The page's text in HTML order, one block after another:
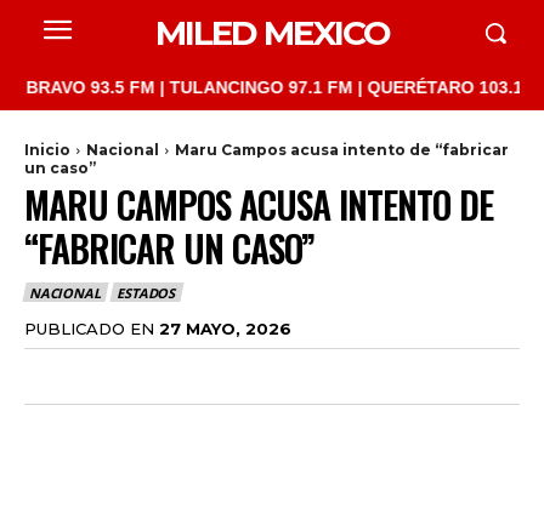
MILED MEXICO
93.5 FM | TULANCINGO 97.1 FM | QUERÉTARO 103.1 FM |
Inicio Nacional
Maru Campos acusa intento de “fabricar
un caso”
MARU CAMPOS ACUSA INTENTO DE
“FABRICAR UN CASO”
NACIONAL ESTADOS
PUBLICADO EN 27 MAYO, 2026